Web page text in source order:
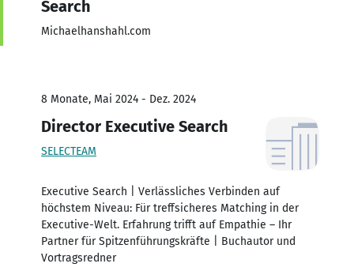
Search
Michaelhanshahl.com
8 Monate, Mai 2024 - Dez. 2024
Director Executive Search
SELECTEAM
Executive Search | Verlässliches Verbinden auf
höchstem Niveau: Für treffsicheres Matching in der
Executive-Welt. Erfahrung trifft auf Empathie – Ihr
Partner für Spitzenführungskräfte | Buchautor und
Vortragsredner